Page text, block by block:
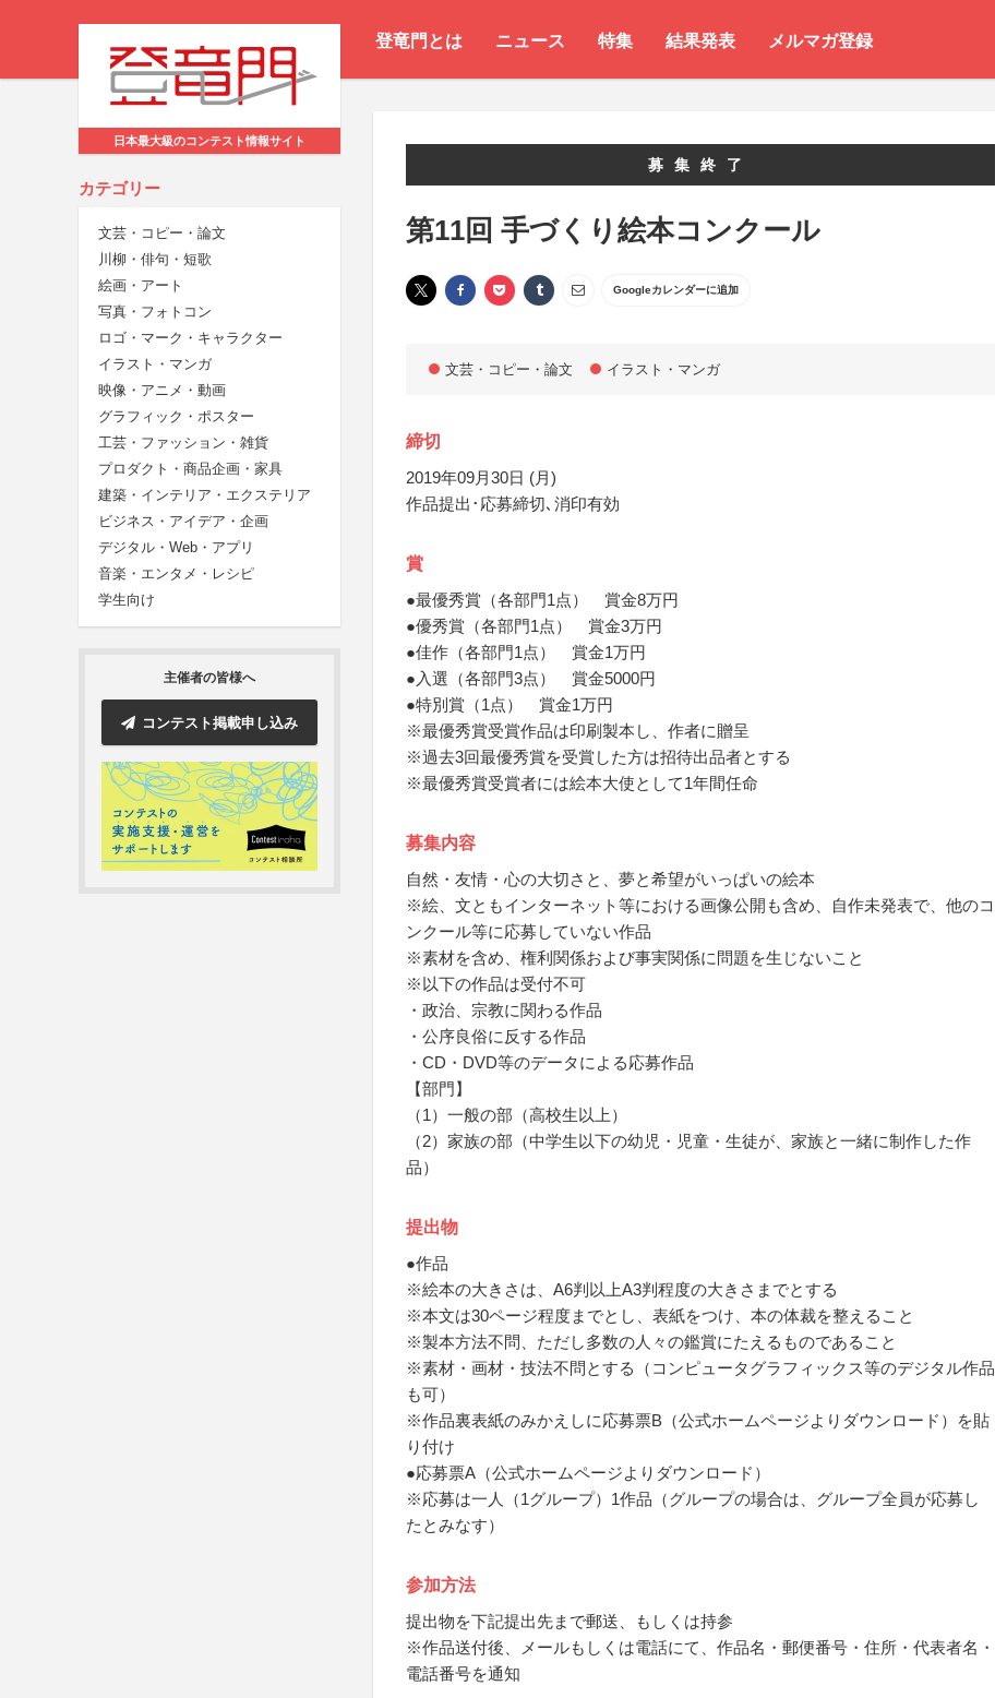
登竜門とは ニュース 特集 結果発表 メルマガ登録
日本最大級のコンテスト情報サイト
カテゴリー
文芸・コピー・論文
川柳・俳句・短歌
絵画・アート
写真・フォトコン
ロゴ・マーク・キャラクター
イラスト・マンガ
映像・アニメ・動画
グラフィック・ポスター
工芸・ファッション・雑貨
プロダクト・商品企画・家具
建築・インテリア・エクステリア
ビジネス・アイデア・企画
デジタル・Web・アプリ
音楽・エンタメ・レシピ
学生向け
主催者の皆様へ
コンテスト掲載申し込み
募集終了
第11回 手づくり絵本コンクール
Googleカレンダーに追加
文芸・コピー・論文 イラスト・マンガ
締切
2019年09月30日 (月)
作品提出･応募締切､消印有効
賞
●最優秀賞（各部門1点） 賞金8万円
●優秀賞（各部門1点） 賞金3万円
●佳作（各部門1点） 賞金1万円
●入選（各部門3点） 賞金5000円
●特別賞（1点） 賞金1万円
※最優秀賞受賞作品は印刷製本し、作者に贈呈
※過去3回最優秀賞を受賞した方は招待出品者とする
※最優秀賞受賞者には絵本大使として1年間任命
募集内容
自然・友情・心の大切さと、夢と希望がいっぱいの絵本
※絵、文ともインターネット等における画像公開も含め、自作未発表で、他のコ
ンクール等に応募していない作品
※素材を含め、権利関係および事実関係に問題を生じないこと
※以下の作品は受付不可
・政治、宗教に関わる作品
・公序良俗に反する作品
・CD・DVD等のデータによる応募作品
【部門】
（1）一般の部（高校生以上）
（2）家族の部（中学生以下の幼児・児童・生徒が、家族と一緒に制作した作
品）
提出物
●作品
※絵本の大きさは、A6判以上A3判程度の大きさまでとする
※本文は30ページ程度までとし、表紙をつけ、本の体裁を整えること
※製本方法不問、ただし多数の人々の鑑賞にたえるものであること
※素材・画材・技法不問とする（コンピュータグラフィックス等のデジタル作品
も可）
※作品裏表紙のみかえしに応募票B（公式ホームページよりダウンロード）を貼
り付け
●応募票A（公式ホームページよりダウンロード）
※応募は一人（1グループ）1作品（グループの場合は、グループ全員が応募し
たとみなす）
参加方法
提出物を下記提出先まで郵送、もしくは持参
※作品送付後、メールもしくは電話にて、作品名・郵便番号・住所・代表者名・
電話番号を通知